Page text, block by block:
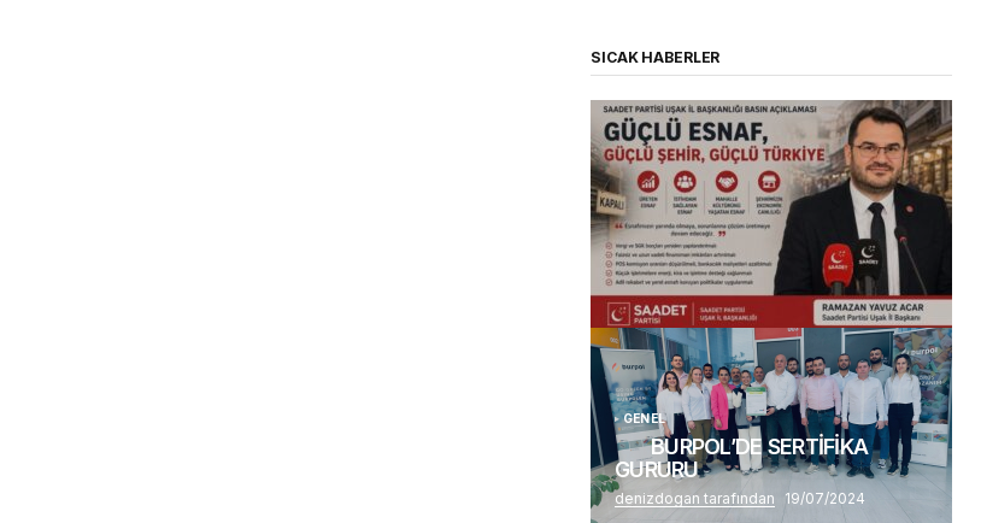
SICAK HABERLER
(başlıksız)
Alaattin Karahan tarafından 14/07/2026
GENEL
BURPOL’DE SERTİFİKA
GURURU
denizdogan tarafından 19/07/2024